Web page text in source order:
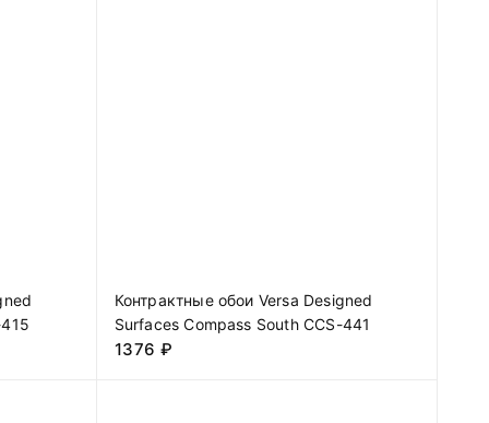
Контрактные обои Versa Designed
Surfaces Compass South CCS-441
1376 ₽